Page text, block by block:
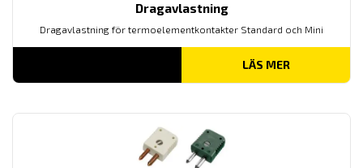
Dragavlastning
Dragavlastning för termoelementkontakter Standard och Mini
LÄS MER